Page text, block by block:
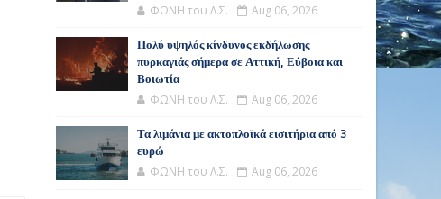
ΦΩΝΗ του Λ.Σ. Aug 06, 2026
Πολύ υψηλός κίνδυνος εκδήλωσης
πυρκαγιάς σήμερα σε Αττική, Εύβοια και
Βοιωτία
ΦΩΝΗ του Λ.Σ. Aug 06, 2026
Τα λιμάνια με ακτοπλοϊκά εισιτήρια από 3
ευρώ
ΦΩΝΗ του Λ.Σ. Aug 06, 2026